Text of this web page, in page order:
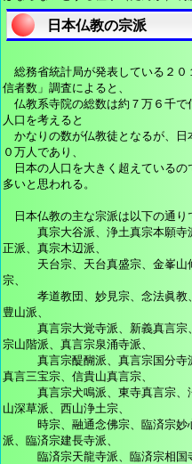
日本仏教の宗派
総務省統計局が発表している２０
信者数」調査によると、
仏教系寺院の総数は約７万６千で
人口を考えると
かなりの数が仏教徒となるが、日
０万人であり、
日本の人口を大きく超えているの
多いと思われる。
日本仏教の主な宗派は以下の通り
真宗大谷派、浄土真宗本願寺派
正派、真宗木辺派、
天台宗、天台真盛宗、金峯山修
宗、
孝道教団、妙見宗、念法眞教、
豊山派、
真言宗大覚寺派、新義真言宗、
宗山階派、真言宗泉涌寺派、
真言宗醍醐派、真言宗国分寺派
真言三宝宗、信貴山真言宗、
真言宗犬鳴派、東寺真言宗、浄
山深草派、西山浄土宗、
時宗、融通念佛宗、臨済宗妙心
派、臨済宗建長寺派、
臨済宗天龍寺派、臨済宗相国寺